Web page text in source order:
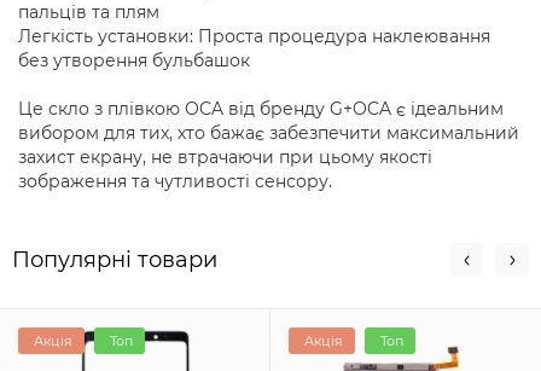
пальців та плям
Легкість установки: Проста процедура наклеювання
без утворення бульбашок
Це скло з плівкою OCA від бренду G+OCA є ідеальним
вибором для тих, хто бажає забезпечити максимальний
захист екрану, не втрачаючи при цьому якості
зображення та чутливості сенсору.
Популярні товари
Акція Топ Акція Топ